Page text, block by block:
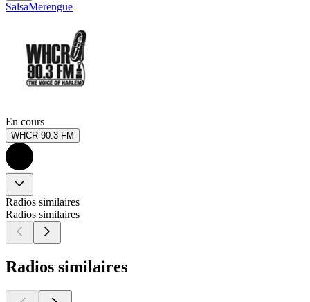
SalsaMerengue
En cours
WHCR 90.3 FM
Radios similaires
Radios similaires
Radios similaires